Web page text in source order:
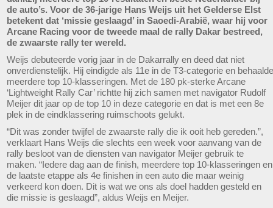
de auto’s. Voor de 36-jarige Hans Weijs uit het Gelderse Elst
betekent dat ‘missie geslaagd’ in Saoedi-Arabië, waar hij voor
Arcane Racing voor de tweede maal de rally Dakar bestreed,
de zwaarste rally ter wereld.
Weijs debuteerde vorig jaar in de Dakarrally en deed dat niet
onverdienstelijk. Hij eindigde als 11e in de T3-categorie en behaalde
meerdere top 10-klasseringen. Met de 180 pk-sterke Arcane
‘Lightweight Rally Car’ richtte hij zich samen met navigator Rudolf
Meijer dit jaar op de top 10 in deze categorie en dat is met een 8e
plek in de eindklassering ruimschoots gelukt.
“Dit was zonder twijfel de zwaarste rally die ik ooit heb gereden.”,
verklaart Hans Weijs die slechts een week voor aanvang van de
rally besloot van de diensten van navigator Meijer gebruik te
maken. “Iedere dag aan de finish, meerdere top 10-klasseringen en
de laatste etappe als 4e finishen in een auto die maar weinig
verkeerd kon doen. Dit is wat we ons als doel hadden gesteld en
die missie is geslaagd”, aldus Weijs en Meijer.